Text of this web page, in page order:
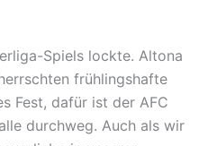
Spiels lockte. Altona
frühlingshafte
Fest, dafür ist der AFC
durchweg. Auch als wir